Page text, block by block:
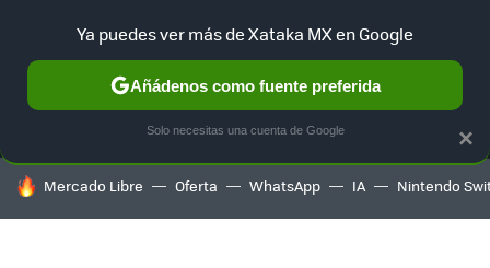
MENÚ NUEVO
GAMING HOME AUTO
HOY SE HABLA DE
Mercado Libre Oferta WhatsApp IA Nintendo
×
Ya puedes ver más de Xataka MX en Google
Añádenos como fuente preferida
Solo necesitas una cuenta de Google